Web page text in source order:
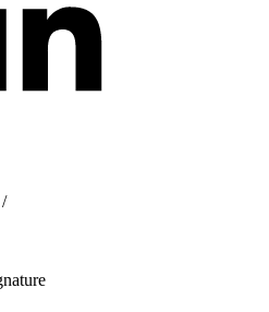
/